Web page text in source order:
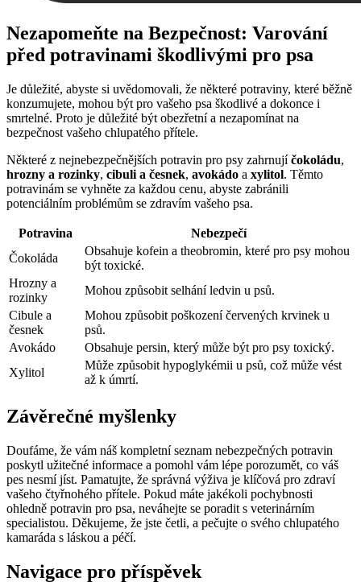
Nezapomeňte na Bezpečnost: Varování
před potravinami škodlivými pro psa
Je důležité, abyste si uvědomovali, že některé potraviny, které běžně
konzumujete, mohou být pro vašeho psa škodlivé a dokonce i
smrtelné. Proto je důležité být obezřetní a nezapomínat na
bezpečnost vašeho chlupatého přítele.
Některé z nejnebezpečnějších potravin pro psy zahrnujíčokoládu,
hrozny a rozinky, cibuli a česnek, avokádo a xylitol. Těmto
potravinám se vyhněte za každou cenu, abyste zabránili
potenciálním problémům se zdravím vašeho psa.
Potravina
Nebezpečí
Čokoláda
Obsahuje kofein a theobromin, které pro psy mohou
být toxické.
Hrozny a
rozinky
Mohou způsobit selhání ledvin u psů.
Cibule a
česnek
Mohou způsobit poškození červených krvinek u
psů.
Avokádo
Obsahuje persin, který může být pro psy toxický.
Xylitol
Může způsobit hypoglykémii u psů, což může vést
až k úmrtí.
Závěrečné myšlenky
Doufáme, že vám náš kompletní seznam nebezpečných potravin
poskytl užitečné informace a pomohl vám lépe porozumět, co váš
pes nesmí jíst. Pamatujte, že správná výživa je klíčová pro zdraví
vašeho čtyřnohého přítele. Pokud máte jakékoli pochybnosti
ohledně potravin pro psa, neváhejte se poradit s veterinárním
specialistou. Děkujeme, že jste četli, a pečujte o svého chlupatého
kamaráda s láskou a péčí.
Navigace pro příspěvek